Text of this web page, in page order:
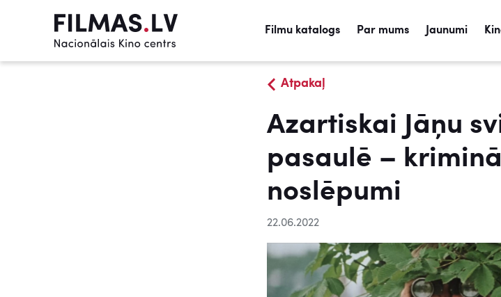
Filmu katalogs Par mums Jaunumi
Atpakaļ
Azartiskai Jāņu
pasaulē –
noslēpumi
22.06.2022